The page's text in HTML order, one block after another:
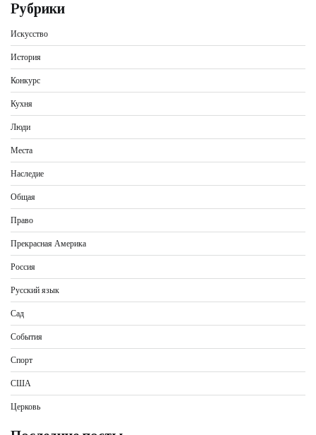
Рубрики
Искусство
История
Конкурс
Кухня
Люди
Места
Наследие
Общая
Право
Прекрасная Америка
Россия
Русский язык
Сад
События
Спорт
США
Церковь